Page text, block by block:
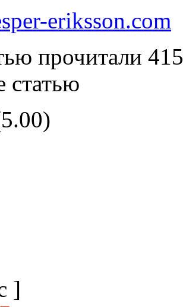
eriksson.com
прочитали
статью
]